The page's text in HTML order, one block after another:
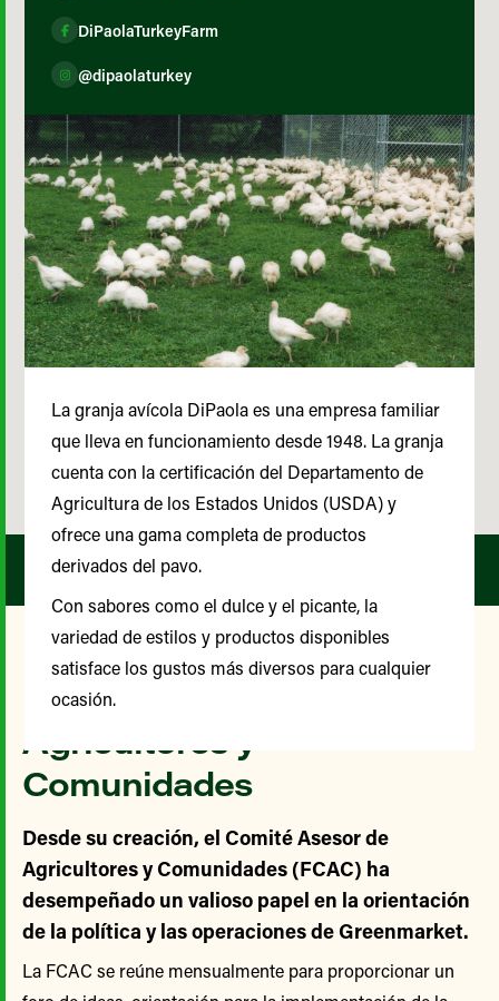
Nuestro Comité Asesor de
Agricultores y
Comunidades
Desde su creación, el Comité Asesor de
Agricultores y Comunidades (FCAC) ha
desempeñado un valioso papel en la orientación
de la política y las operaciones de Greenmarket.
La FCAC se reúne mensualmente para proporcionar un
DiPaolaTurkeyFarm
@dipaolaturkey
La granja avícola DiPaola es una empresa familiar
que lleva en funcionamiento desde 1948. La granja
cuenta con la certificación del Departamento de
Agricultura de los Estados Unidos (USDA) y
ofrece una gama completa de productos
derivados del pavo.
Con sabores como el dulce y el picante, la
variedad de estilos y productos disponibles
satisface los gustos más diversos para cualquier
ocasión.